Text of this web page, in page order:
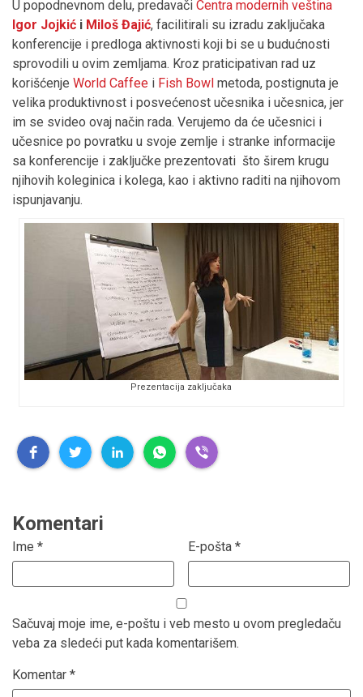
U popodnevnom delu, predavači Centra modernih veština
Igor Jojkić i Miloš Đajić, facilitirali su izradu zaključaka
konferencije i predloga aktivnosti koji bi se u budućnosti
sprоvodili u ovim zemljama. Kroz praticipativan rad uz
korišćenje World Caffee i Fish Bowl metoda, postignuta je
velika produktivnost i posvećenost učesnika i učesnica, jer
im se svideo ovaj način rada. Verujemo da će učesnici i
učesnice po povratku u svoje zemlje i stranke informacije
sa konferencije i zaključke prezentovati što širem krugu
njihovih koleginica i kolega, kao i aktivno raditi na njihovom
ispunjavanju.
Prezentacija zaključaka
Komentari
Ime * E-pošta *
Sačuvaj moje ime, e-poštu i veb mesto u ovom pregledaču
veba za sledeći put kada komentarišem.
Komentar *